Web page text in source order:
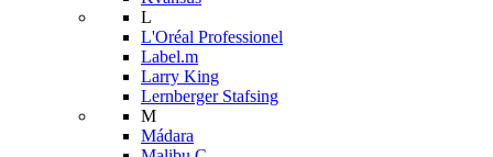
L
L'Oréal Professionel
Label.m
Larry King
Lernberger Stafsing
M
Mádara